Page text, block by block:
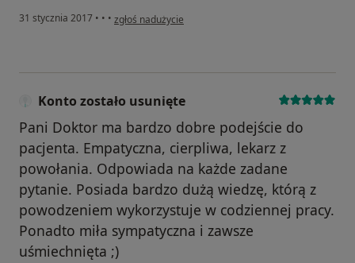
31 stycznia 2017 • • • w opinii użytkownika dagmarajag77
zgłoś nadużycie
Konto zostało usunięte
Pani Doktor ma bardzo dobre podejście do
pacjenta. Empatyczna, cierpliwa, lekarz z
powołania. Odpowiada na każde zadane
pytanie. Posiada bardzo dużą wiedzę, którą z
powodzeniem wykorzystuje w codziennej pracy.
Ponadto miła sympatyczna i zawsze
uśmiechnięta ;)